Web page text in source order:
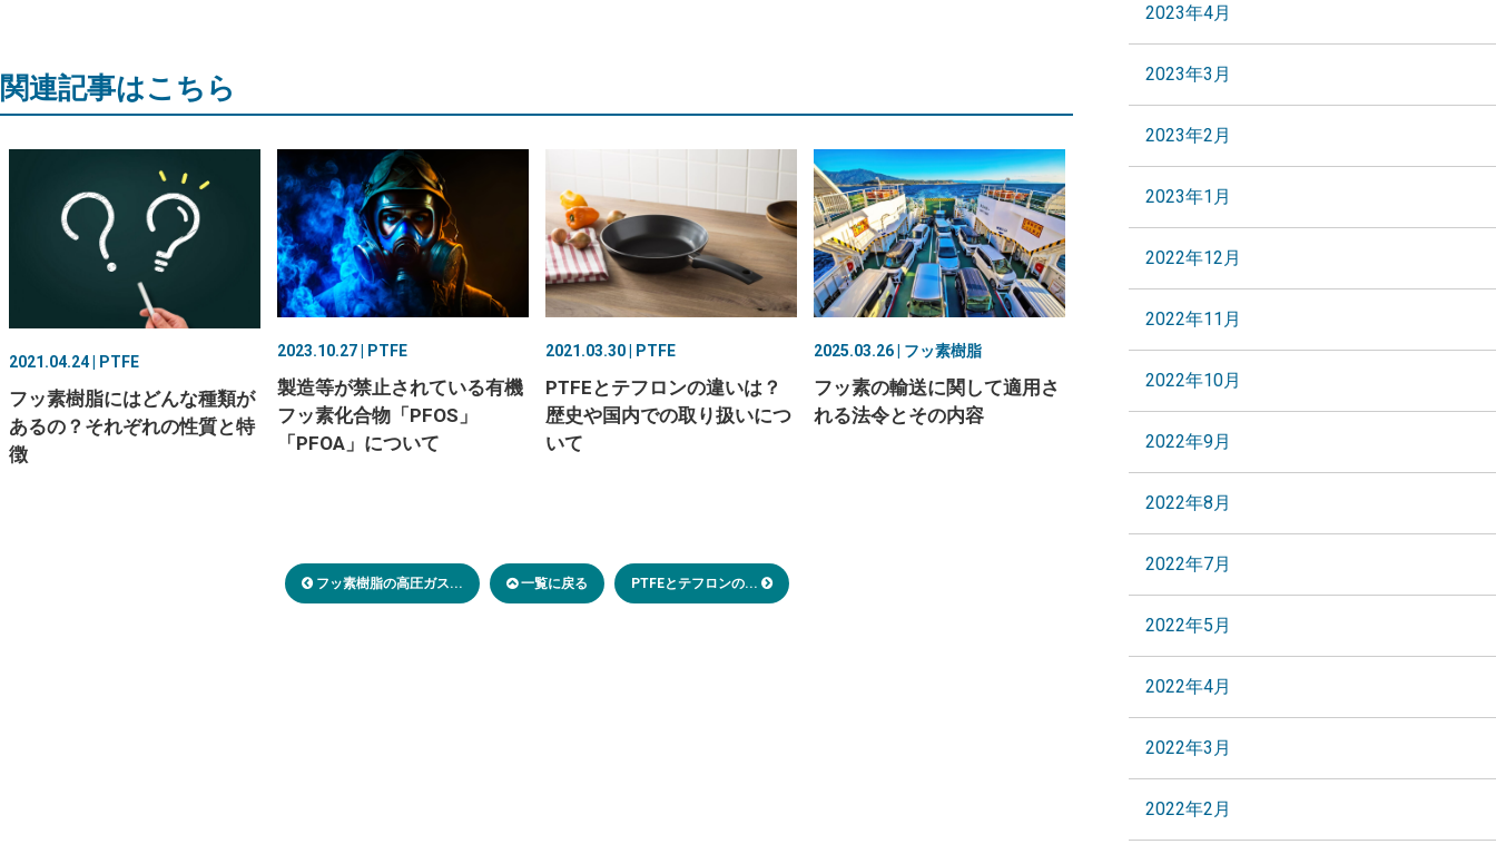
関連記事はこちら
2021.04.24 | PTFE
フッ素樹脂にはどんな種類が
あるの？それぞれの性質と特
徴
2023.10.27 | PTFE
製造等が禁止されている有機
フッ素化合物「PFOS」
「PFOA」について
2021.03.30 | PTFE
PTFEとテフロンの違いは？
歴史や国内での取り扱いにつ
いて
2025.03.26 | フッ素樹脂
フッ素の輸送に関して適用さ
れる法令とその内容
フッ素樹脂の高圧ガス... 一覧に戻る PTFEとテフロンの...
2023年4月
2023年3月
2023年2月
2023年1月
2022年12月
2022年11月
2022年10月
2022年9月
2022年8月
2022年7月
2022年5月
2022年4月
2022年3月
2022年2月